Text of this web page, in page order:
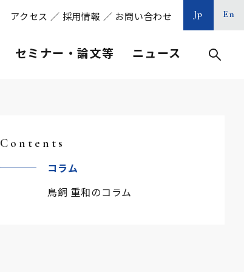
アクセス ／ 採用情報 ／ お問い合わせ Jp En
セミナー・論文等 ニュース
Contents
コラム
鳥飼 重和のコラム